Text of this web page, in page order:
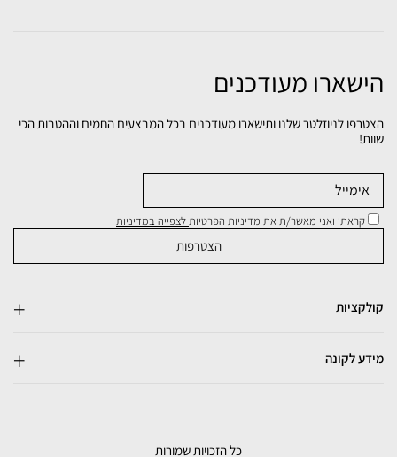
הישארו מעודכנים
הצטרפו לניוזלטר שלנו ותישארו מעודכנים בכל המבצעים החמים וההטבות הכי
שוות!
קראתי ואני מאשר/ת את מדיניות הפרטיותלצפייה במדיניות
קולקציות
מידע לקונה
כל הזכויות שמורות